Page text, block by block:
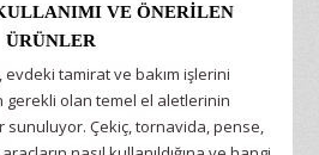
VE ÖNERILEN
ÜRÜNLER
evdeki tamirat ve bakım işlerini
gerekli olan temel el aletlerinin
sunuluyor. Çekiç, tornavida, pense,